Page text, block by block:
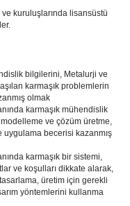
kuruluşlarında lisansüstü
bilgilerini, Metalurji ve
karmaşık problemlerin
olmak
karmaşık mühendislik
ve çözüm üretme,
becerisi kazanmış
karmaşık bir sistemi,
ve koşulları dikkate alarak,
üretim için gerekli
yöntemlerini kullanma